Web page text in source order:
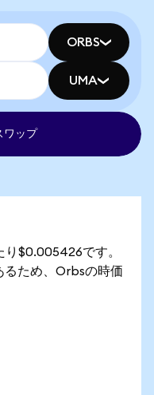
ORBS
UMA
ワップ
り$0.005426です。
るため、Orbsの時価